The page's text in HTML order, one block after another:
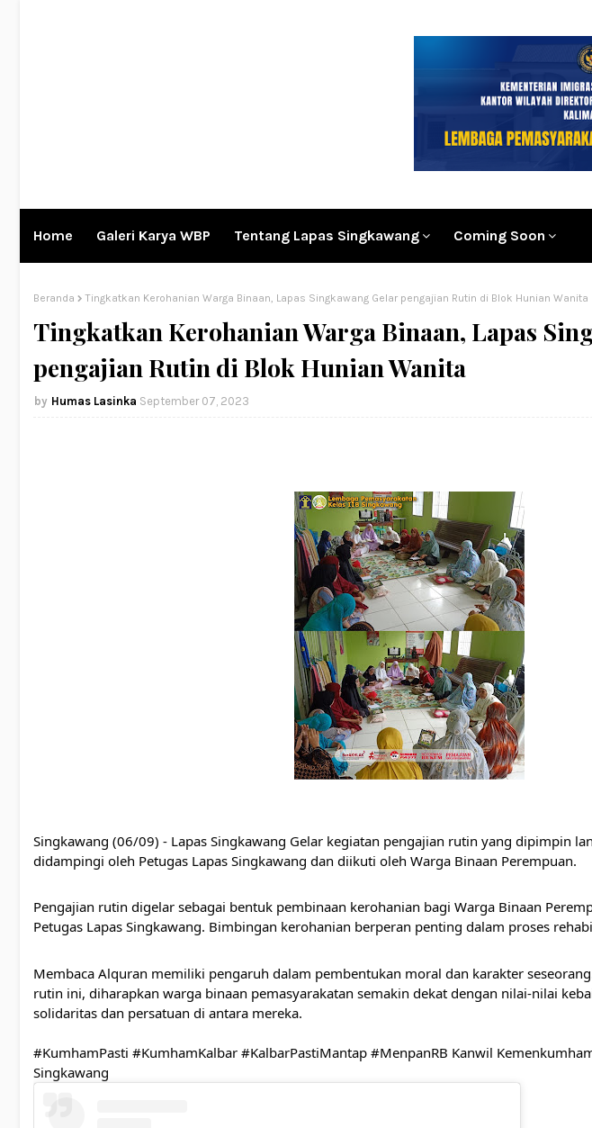
Home Galeri Karya WBP Tentang Lapas Singkawang Coming Soon
Beranda Tingkatkan Kerohanian Warga Binaan, Lapas Singkawang Gelar pengajian Rutin di Blok Hunian Wanita
Tingkatkan Kerohanian Warga Binaan, Lapas
pengajian Rutin di Blok Hunian Wanita
Humas Lasinka September 07, 2023
Singkawang (06/09) - Lapas Singkawang Gelar kegiatan pengajian rutin yang dipimpin
didampingi oleh Petugas Lapas Singkawang dan diikuti oleh Warga Binaan Perempuan.
Pengajian rutin digelar sebagai bentuk pembinaan kerohanian bagi Warga Binaan
Petugas Lapas Singkawang. Bimbingan kerohanian berperan penting dalam proses
Membaca Alquran memiliki pengaruh dalam pembentukan moral dan karakter
rutin ini, diharapkan warga binaan pemasyarakatan semakin dekat dengan nilai-nilai
solidaritas dan persatuan di antara mereka.
#KumhamPasti #KumhamKalbar #KalbarPastiMantap #MenpanRB Kanwil
Singkawang